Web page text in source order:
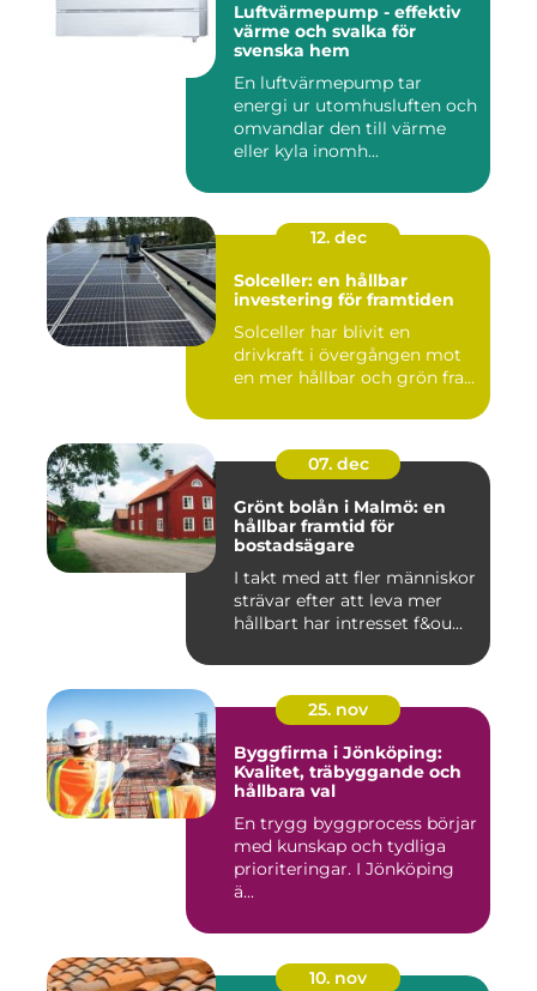
Luftvärmepump - effektiv
värme och svalka för
svenska hem
En luftvärmepump tar
energi ur utomhusluften och
omvandlar den till värme
eller kyla inomh...
12. dec
Solceller: en hållbar
investering för framtiden
Solceller har blivit en
drivkraft i övergången mot
en mer hållbar och grön fra...
07. dec
Grönt bolån i Malmö: en
hållbar framtid för
bostadsägare
I takt med att fler människor
strävar efter att leva mer
hållbart har intresset f&ou...
25. nov
Byggfirma i Jönköping:
Kvalitet, träbyggande och
hållbara val
En trygg byggprocess börjar
med kunskap och tydliga
prioriteringar. I Jönköping
ä...
10. nov